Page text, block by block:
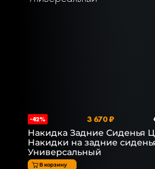
-42% 3 670 ₽
Накидка Задние Сиденья
Накидки на задние
Универсальный
В корзину